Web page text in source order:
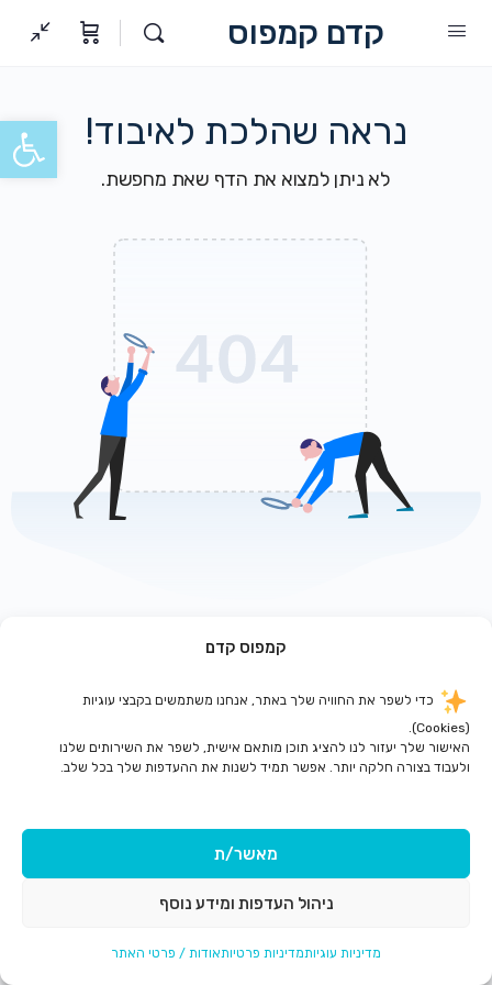
פתח
קמפוס קדם
כדי לשפר את החוויה שלך באתר, אנחנו משתמשים בקבצי עוגיות
(Cookies).
האישור שלך יעזור לנו להציג תוכן מותאם אישית, לשפר את השירותים שלנו
ולעבוד בצורה חלקה יותר. אפשר תמיד לשנות את ההעדפות שלך בכל שלב.
מאשר/ת
ניהול העדפות ומידע נוסף
מדיניות עוגיותמדיניות פרטיותאודות / פרטי האתר
קדם קמפוס
נראה שהלכת לאיבוד!
לא ניתן למצוא את הדף שאת מחפשת.